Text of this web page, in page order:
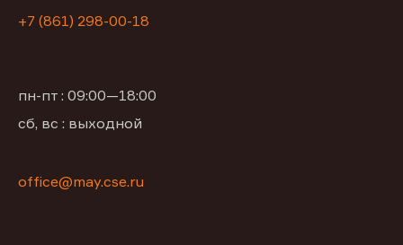
+7 (861) 298-00-18
пн-пт : 09:00—18:00
сб, вс : выходной
office@may.cse.ru